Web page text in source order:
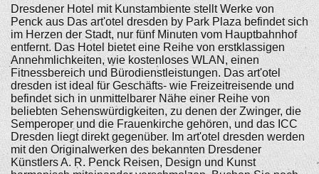
Dresdener Hotel mit Kunstambiente stellt Werke von
Penck aus Das art'otel dresden by Park Plaza befindet sich
im Herzen der Stadt, nur fünf Minuten vom Hauptbahnhof
entfernt. Das Hotel bietet eine Reihe von erstklassigen
Annehmlichkeiten, wie kostenloses WLAN, einen
Fitnessbereich und Bürodienstleistungen. Das art'otel
dresden ist ideal für Geschäfts- wie Freizeitreisende und
befindet sich in unmittelbarer Nähe einer Reihe von
beliebten Sehenswürdigkeiten, zu denen der Zwinger, die
Semperoper und die Frauenkirche gehören, und das ICC
Dresden liegt direkt gegenüber. Im art'otel dresden werden
mit den Originalwerken des bekannten Dresdener
Künstlers A. R. Penck Reisen, Design und Kunst